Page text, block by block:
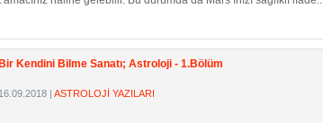
Kendini Bilme Sanatı; Astroloji - 1.Bölüm
16.09.2018| ASTROLOJİ YAZILARI